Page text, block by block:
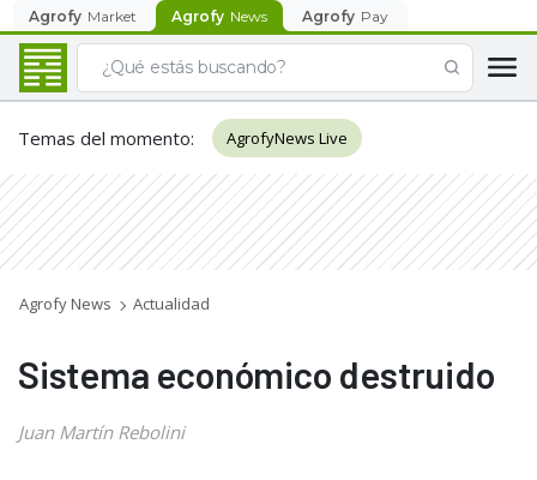
Agrofy Market Agrofy News Agrofy Pay
Temas del momento: AgrofyNews Live
Agrofy News Actualidad
Sistema económico destruido
Juan Martín Rebolini